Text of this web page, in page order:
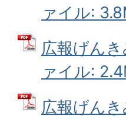
ァイル:
広報げん
ァイル:
広報げん